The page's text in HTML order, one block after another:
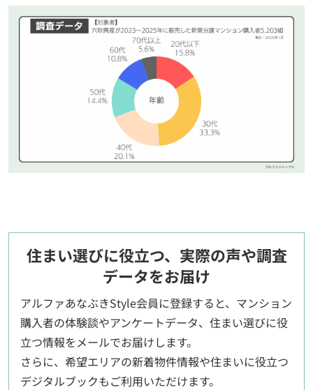
住まい選びに役立つ、実際の声や調査
データをお届け
アルファあなぶきStyle会員に登録すると、マンション
購入者の体験談やアンケートデータ、住まい選びに役
立つ情報をメールでお届けします。
さらに、希望エリアの新着物件情報や住まいに役立つ
デジタルブックもご利用いただけます。